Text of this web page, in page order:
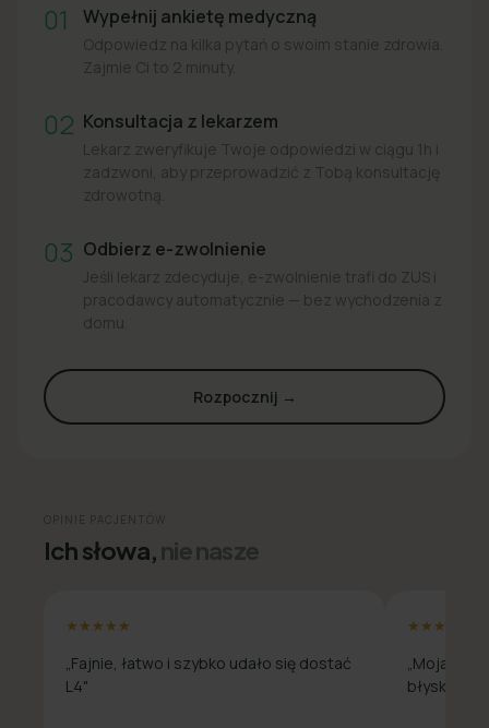
01 Wypełnij ankietę medyczną
Odpowiedz na kilka pytań o swoim stanie zdrowia.
Zajmie Ci to 2 minuty.
02 Konsultacja z lekarzem
Lekarz zweryfikuje Twoje odpowiedzi w ciągu 1h i
zadzwoni, aby przeprowadzić z Tobą konsultację
zdrowotną.
03 Odbierz e-zwolnienie
Jeśli lekarz zdecyduje, e-zwolnienie trafi do ZUS i
pracodawcy automatycznie — bez wychodzenia z
domu.
Rozpocznij →
OPINIE PACJENTÓW
Ich słowa,nie nasze
★★★★★
„Fajnie, łatwo i szybko udało się dostać
L4"
★★★★★
„Moja